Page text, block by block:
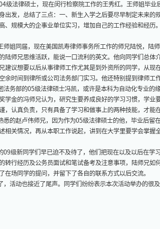
级法律硕士，现在闵行检察院工作的王秀红。王师姐毕
出发，总结了三点：一、新生入学之后要尽早制定未来
、规模大的企事业单位实习，增加自己的工作经验和经历
姐同届，现在美国凯寿律师事务所工作的师兄陆悦，陆
陆师兄思维活跃，能说一口流利的英文。他向同学们总
建议想要以后从事律师工作尤其是到外资所的同学，从
余时间到律所或公司法务部门实习。他还特别提到律师工
务部的05级法律硕士冯凯，或许是本科为自动化专业的
学金的冯师兄认为，研究生要养成良好的学习习惯，学
，认真负责，只有具备了学习和做事上的两种技能，才能
的赵卢伟师兄，因为作为05级法律硕士的他，毕业后留
相关情况，再从本职工作说起，讲到在大学里要学会掌
级新同学们早已迫不及待了，他们把现在以及以后在学
转行经历及公务员面试和笔试备考及注意事项，陆师兄如
在场同学的提问，并留下了各自的联系方式以后交流。
动也接近了尾声。同学们纷纷表示本次活动举办的很